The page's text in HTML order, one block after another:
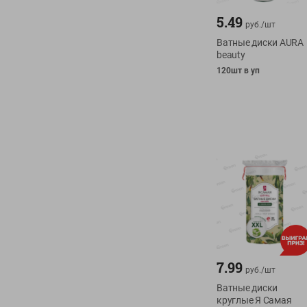
5.49 руб./шт
Ватные диски AURA
beauty
120шт в уп
7.99 руб./шт
Ватные диски
круглые Я Самая